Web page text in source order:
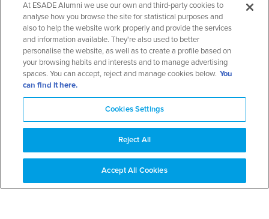
Contacta'ns per whatsapp
Teléfono: 93 553 02 17
© 2026 ESADE Alumni. Tots els drets reservats
At ESADE Alumni we use our own and third-party cookies to
analyse how you browse the site for statistical purposes and
also to help the website work properly and provide the services
and information available. They're also used to better
personalise the website, as well as to create a profile based on
your browsing habits and interests and to manage advertising
spaces. You can accept, reject and manage cookies below. You
can find it here.
Cookies Settings
Reject All
Accept All Cookies